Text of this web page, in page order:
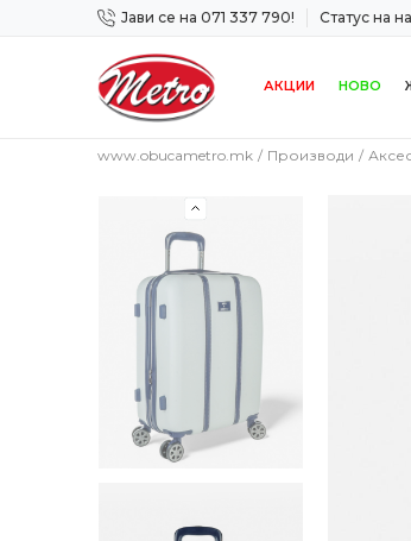
Јави се на 071 337 790! Статус на
Сигурно плаќање со
АКЦИИ НОВО
www.obucametro.mk Производи